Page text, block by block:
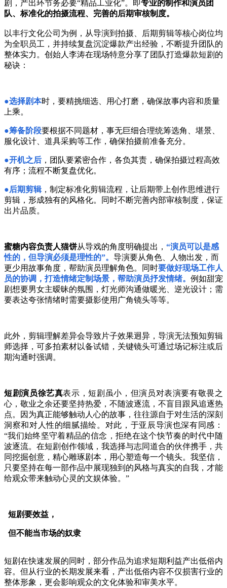
剧，产出环节务必要“精品工业化”。即专业的制作和演员团
队、标准化的拍摄流程、完善的后期审核制度。
以丰行文化公司为例，从导演到拍摄、后期剪辑等核心岗位均
为全职员工，并持续复盘沉淀爆款产出经验，不断提升团队的
整体实力。创始人李涛在现场特意分享了团队打造爆款短剧的
秘诀：
●选择剧本时，要精挑细选、用心打磨，确保故事内容和质量
上乘。
●筹备阶段要根据不同题材，事无巨细合理统筹选角、堪景、
服化设计、道具采购等工作，确保拍摄前准备充分。
●开机之后 ，团队要紧密合作，各负其责，确保拍摄过程高效
有序；流程不断复盘优化。
●后期剪辑，制定标准化剪辑流程，让后期带上创作思维进行
剪辑，形成独有的风格化。同时不断完善内部审核制度，保证
出片品质。
蜜糖内容负责人猫饼从导戏的角度明确提出， “演员可以是感
性的，但导演必须是理性的”。 导演要从角色、人物出发，而
更少用故事角度，帮助演员理解角色。同时要做好现场工作人
员的协调，打造情绪定制场景，帮助演员抒发情绪。 例如甜宠
剧想要男女主暧昧的氛围，灯光师沟通做暖光、逆光设计；需
要表达夸张情绪时需要摄影使用广角镜头等等。
此外，剪辑理解差异会导致片子效果迥异，导演无法预知剪辑
师选择，可多拍素材以备试错，关键镜头可通过场记标注或后
期沟通时强调。
短剧演员徐艺真表示，短剧虽小 ，但演员对表演要有敬畏之
心，敬业之余还要坚持热爱，不随波逐流，不盲目跟风追逐热
点。因为真正能够触动人心的故事，往往源自于对生活的深刻
洞察和对人性的细腻描绘。对此，于亚辰导演也深有同感：
“我们始终坚守着精品的信念，拒绝在这个快节奏的时代中随
波逐流。在短剧创作领域，我选择与志同道合的伙伴携手，共
同挖掘创意，精心雕琢剧本，用心塑造每一个镜头。我坚信，
只要坚持在每一部作品中展现独到的风格与真实的自我，才能
给观众带来触动心灵的文娱体验。”
短剧要效益，
但不能当市场的奴隶
短剧在快速发展的同时，部分作品为追求短期利益产出低俗内
容。但从行业的长期发展来看，产出低俗内容不仅损害行业的
整体形象，更会影响观众的文化体验和审美水平。